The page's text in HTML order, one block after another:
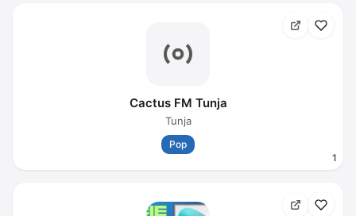
1
Cactus FM Tunja
Tunja
Pop